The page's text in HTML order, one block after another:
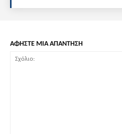
ΑΦΗΣΤΕ ΜΙΑ ΑΠΑΝΤΗΣΗ